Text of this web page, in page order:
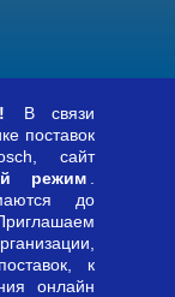
В связи
поставок
сайт
режим
до
к
онлайн